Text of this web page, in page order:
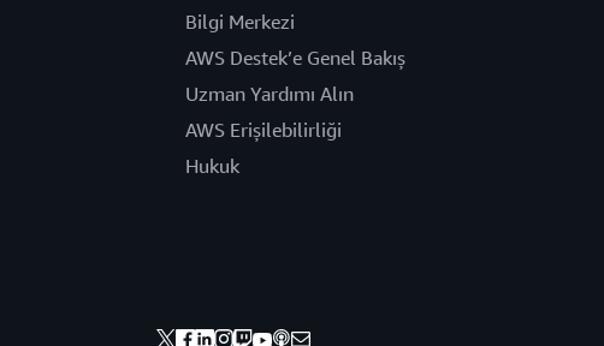
Bilgi Merkezi
AWS Destek’e Genel Bakış
Uzman Yardımı Alın
AWS Erişilebilirliği
Hukuk